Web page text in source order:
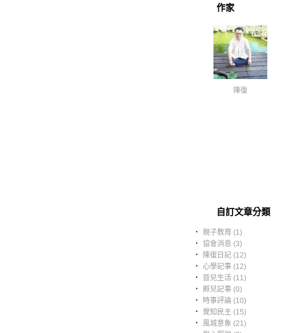
作家
陳復
自訂文章分類
‧ 親子教育 (1)
‧ 協會消息 (3)
‧
陳復日記 (12)
‧ 心學記事 (12)
‧ 晉兒生活 (11)
‧
孵兒記事 (0)
‧
時事評論 (10)
‧
覺知民主 (15)
‧
風城意象 (21)